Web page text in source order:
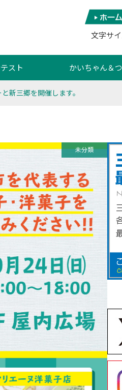
文字サ
スト かいちゃん＆
新三郷を開催します。
未分類